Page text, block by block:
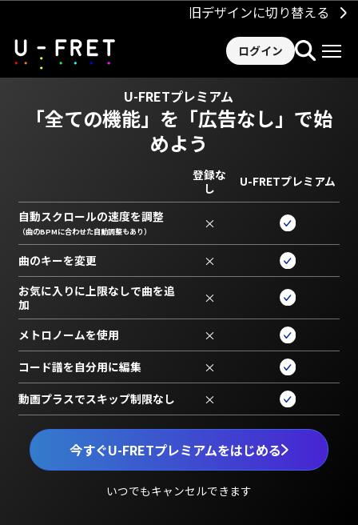
旧デザインに切り替える
ログイン
U-FRETプレミアム
「全ての機能」を 「広告なし」で始
めよう
今すぐU-FRETプレミアムをはじめる
いつでもキャンセルできます
登録な
し
U-FRETプレミアム
自動スクロールの速度を調整
（曲のBPMに合わせた自動調整もあり） ×
曲のキーを変更 ×
お気に入りに上限なしで曲を追
加
×
メトロノームを使用 ×
コード譜を自分用に編集 ×
動画プラスでスキップ制限なし ×